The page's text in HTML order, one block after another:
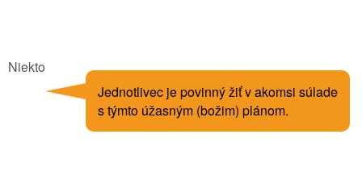
Niekto
Jednotlivec je povinný žiť v akomsi súlade
s týmto úžasným (božim) plánom.